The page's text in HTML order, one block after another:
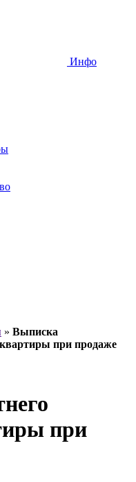
Инфо
» Выписка
квартиры при продаже
при